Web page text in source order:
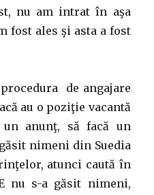
nu am intrat în aşa
fost ales şi asta a fost
de angajare
au o poziţie vacantă
anunţ, să facă un
nimeni din Suedia
atunci caută în
nu s-a găsit nimeni,